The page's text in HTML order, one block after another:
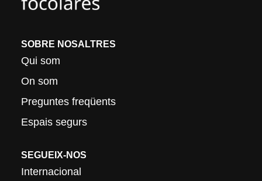
SOBRE NOSALTRES
Qui som
On som
Preguntes freqüents
Espais segurs
SEGUEIX-NOS
Internacional